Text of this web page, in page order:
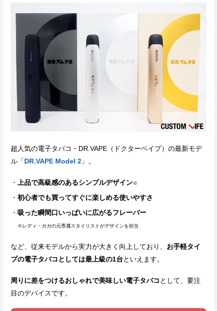
超人気の電子タバコ・DR.VAPE（ドクターベイプ）の最新モデ
ル「DR.VAPE Model 2 」。
上品で高級感のあるシンプルデザイン※
初心者でも買ってすぐに楽しめる使いやすさ
吸った瞬間口いっぱいに広がるフレーバー
※レディ・ガガの元専属スタイリストがデザインを担当
など、従来モデルから実力が大きく向上しており、 お手軽タイ
プの電子タバコとしては最上級の1台といえます。
周りに差をつけるおしゃれで美味しい電子タバコ として、要注
目のデバイスです。